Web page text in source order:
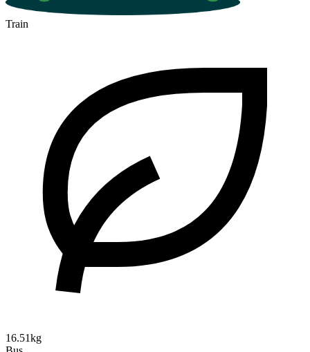
Train
16.51kg